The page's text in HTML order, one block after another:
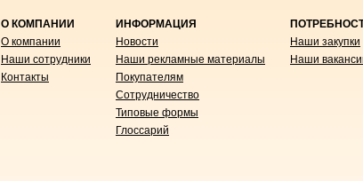
О КОМПАНИИ
О компании
Наши сотрудники
Контакты
ИНФОРМАЦИЯ
Новости
Наши рекламные материалы
Покупателям
Сотрудничество
Типовые формы
Глоссарий
Наши закупки
Наши